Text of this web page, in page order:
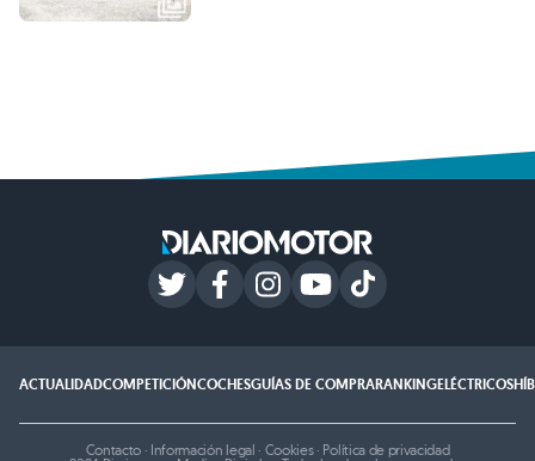
ACTUALIDADCOMPETICIÓNCOCHESGUÍAS DE COMPRARANKINGELÉCTRICOS
Contacto · Información legal · Cookies· Política de privacidad